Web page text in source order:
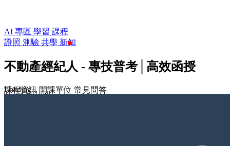
AI 專區 學習 課程
證照 測驗 共學 新知
不動產經紀人 - 專技普考│高效函授
課程資訊 開課單位 常見問答
Loading...